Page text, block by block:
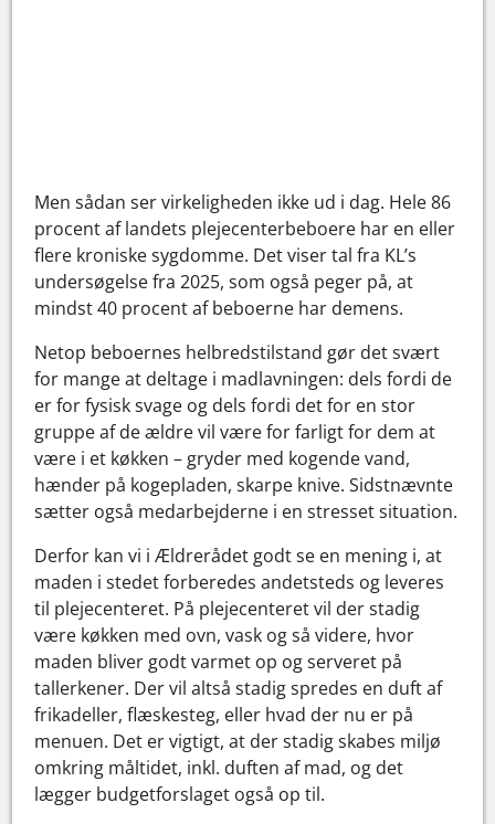
Men sådan ser virkeligheden ikke ud i dag. Hele 86
procent af landets plejecenterbeboere har en eller
flere kroniske sygdomme. Det viser tal fra KL’s
undersøgelse fra 2025, som også peger på, at
mindst 40 procent af beboerne har demens.
Netop beboernes helbredstilstand gør det svært
for mange at deltage i madlavningen: dels fordi de
er for fysisk svage og dels fordi det for en stor
gruppe af de ældre vil være for farligt for dem at
være i et køkken – gryder med kogende vand,
hænder på kogepladen, skarpe knive. Sidstnævnte
sætter også medarbejderne i en stresset situation.
Derfor kan vi i Ældrerådet godt se en mening i, at
maden i stedet forberedes andetsteds og leveres
til plejecenteret. På plejecenteret vil der stadig
være køkken med ovn, vask og så videre, hvor
maden bliver godt varmet op og serveret på
tallerkener. Der vil altså stadig spredes en duft af
frikadeller, flæskesteg, eller hvad der nu er på
menuen. Det er vigtigt, at der stadig skabes miljø
omkring måltidet, inkl. duften af mad, og det
lægger budgetforslaget også op til.